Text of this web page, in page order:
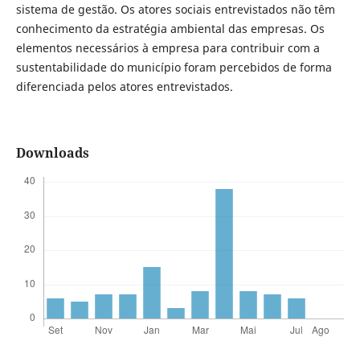
sistema de gestão. Os atores sociais entrevistados não têm
conhecimento da estratégia ambiental das empresas. Os
elementos necessários à empresa para contribuir com a
sustentabilidade do município foram percebidos de forma
diferenciada pelos atores entrevistados.
Downloads